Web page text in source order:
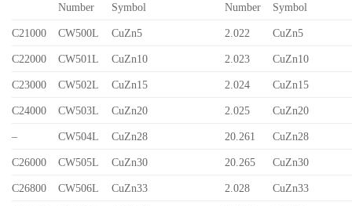
Number Symbol Number Symbol
C21000 CW500L CuZn5 2.022 CuZn5
C22000 CW501L CuZn10 2.023 CuZn10
C23000 CW502L CuZn15 2.024 CuZn15
C24000 CW503L CuZn20 2.025 CuZn20
– CW504L CuZn28 20.261 CuZn28
C26000 CW505L CuZn30 20.265 CuZn30
C26800 CW506L CuZn33 2.028 CuZn33